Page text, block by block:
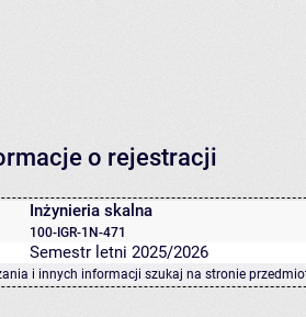
o rejestracji
Inżynieria skalna
100-IGR-1N-471
Semestr letni 2025/2026
i innych informacji szukaj na stronie